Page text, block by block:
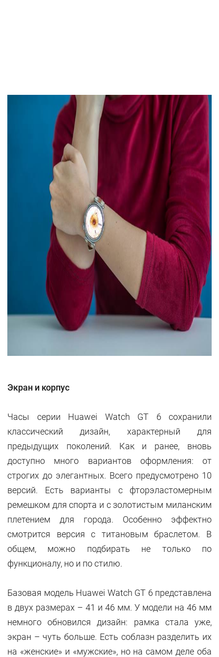
Экран и корпус
Часы серии Huawei Watch GT 6 сохранили
классический дизайн, характерный для
предыдущих поколений. Как и ранее, вновь
доступно много вариантов оформления: от
строгих до элегантных. Всего предусмотрено 10
версий. Есть варианты с фторэластомерным
ремешком для спорта и с золотистым миланским
плетением для города. Особенно эффектно
смотрится версия с титановым браслетом. В
общем, можно подбирать не только по
функционалу, но и по стилю.
Базовая модель Huawei Watch GT 6 представлена
в двух размерах – 41 и 46 мм. У модели на 46 мм
немного обновился дизайн: рамка стала уже,
экран – чуть больше. Есть соблазн разделить их
на «женские» и «мужские», но на самом деле оба